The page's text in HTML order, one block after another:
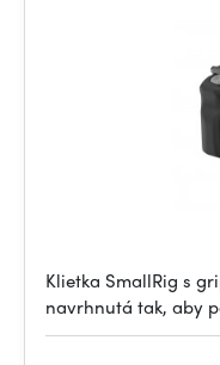
Klietka SmallRig s
navrhnutá tak, aby